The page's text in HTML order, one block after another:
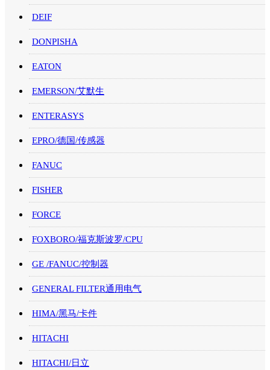
DEIF
DONPISHA
EATON
EMERSON/艾默生
ENTERASYS
EPRO/德国/传感器
FANUC
FISHER
FORCE
FOXBORO/福克斯波罗/CPU
GE /FANUC/控制器
GENERAL FILTER通用电气
HIMA/黑马/卡件
HITACHI
HITACHI/日立